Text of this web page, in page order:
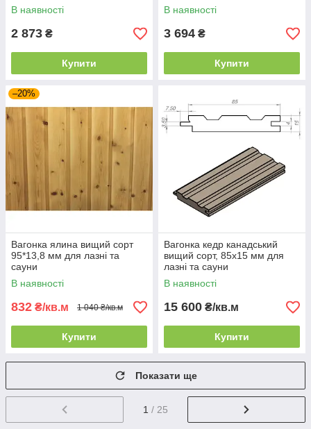
В наявності
2 873 ₴
Купити
В наявності
3 694 ₴
Купити
–20%
Вагонка ялина вищий сорт
95*13,8 мм для лазні та
сауни
В наявності
832 ₴/кв.м 1 040 ₴/кв.м
Купити
Вагонка кедр канадський
вищий сорт, 85х15 мм для
лазні та сауни
В наявності
15 600 ₴/кв.м
Купити
Показати ще
1 / 25